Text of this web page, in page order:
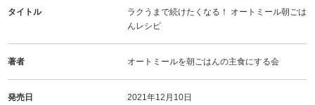
タイトル
ラクうまで続けたくなる！ オートミール朝ごは
んレシピ
著者 オートミールを朝ごはんの主食にする会
発売日 2021年12月10日